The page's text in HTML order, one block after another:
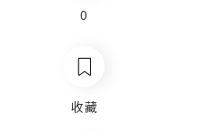
0
收藏